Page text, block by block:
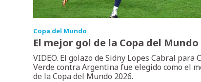
Copa del Mundo
El mejor gol de la Copa del Mundo
VIDEO. El golazo de Sidny Lopes Cabral para
Verde contra Argentina fue elegido como el
de la Copa del Mundo 2026.